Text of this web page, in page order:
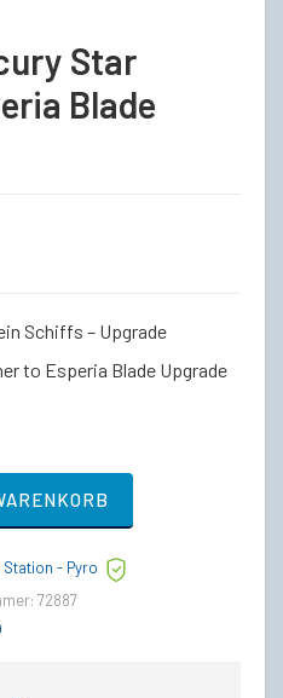
Star
Blade
Schiffs – Upgrade
to Esperia Blade Upgrade
- Pyro
72887